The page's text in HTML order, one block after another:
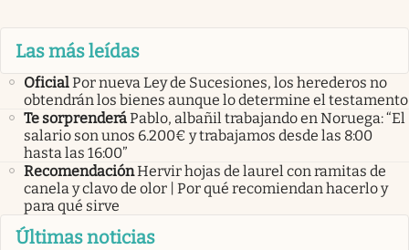
Las más leídas
OficialPor nueva Ley de Sucesiones, los herederos no
obtendrán los bienes aunque lo determine el testamento
Te sorprenderáPablo, albañil trabajando en Noruega: “El
salario son unos 6.200€ y trabajamos desde las 8:00
hasta las 16:00”
RecomendaciónHervir hojas de laurel con ramitas de
canela y clavo de olor | Por qué recomiendan hacerlo y
para qué sirve
Últimas noticias